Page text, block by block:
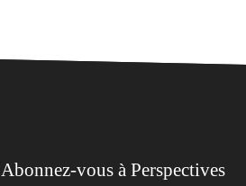
Abonnez-vous à Perspectives